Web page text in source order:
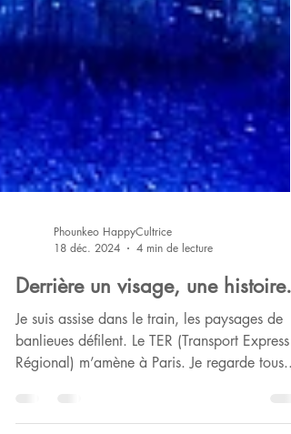
Phounkeo HappyCultrice
18 déc. 2024
4 min de lecture
Derrière un visage, une histoire.
banlieues défilent. Le TER (Transport Express